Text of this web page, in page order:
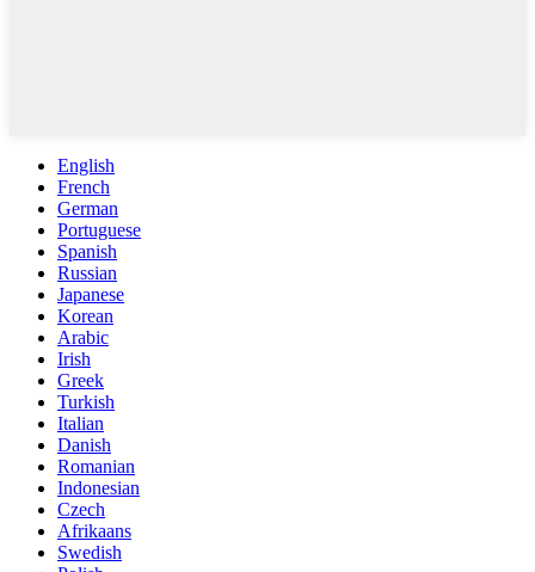
English
French
German
Portuguese
Spanish
Russian
Japanese
Korean
Arabic
Irish
Greek
Turkish
Italian
Danish
Romanian
Indonesian
Czech
Afrikaans
Swedish